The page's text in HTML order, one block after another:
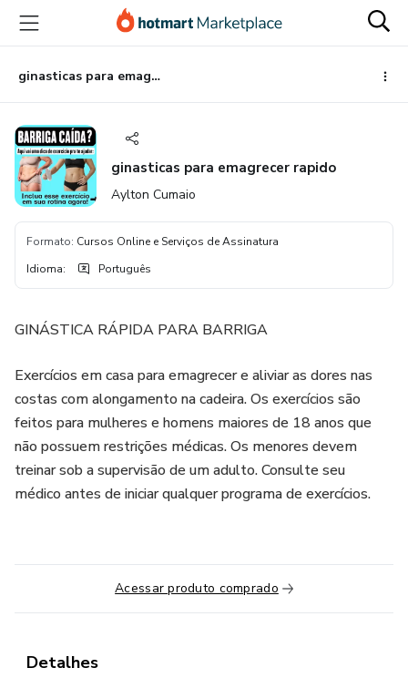
para
conteúdo
principal
para
pagamento
para
rodapé
ginasticas para emagrecer rapido
ginasticas para emagrecer rapido
Aylton Cumaio
Formato: Cursos Online e Serviços de Assinatura
Idioma: Português
GINÁSTICA RÁPIDA PARA BARRIGA
Exercícios em casa para emagrecer e aliviar as dores nas
costas com alongamento na cadeira. Os exercícios são
feitos para mulheres e homens maiores de 18 anos que
não possuem restrições médicas. Os menores devem
treinar sob a supervisão de um adulto. Consulte seu
médico antes de iniciar qualquer programa de exercícios.
Acessar produto comprado
Detalhes